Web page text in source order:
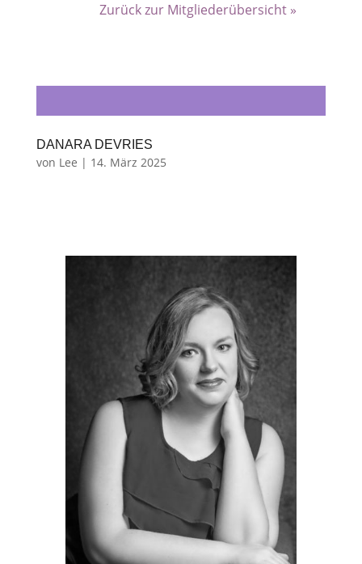
Zurück zur Mitgliederübersicht »
DANARA DEVRIES
von Lee | 14. März 2025